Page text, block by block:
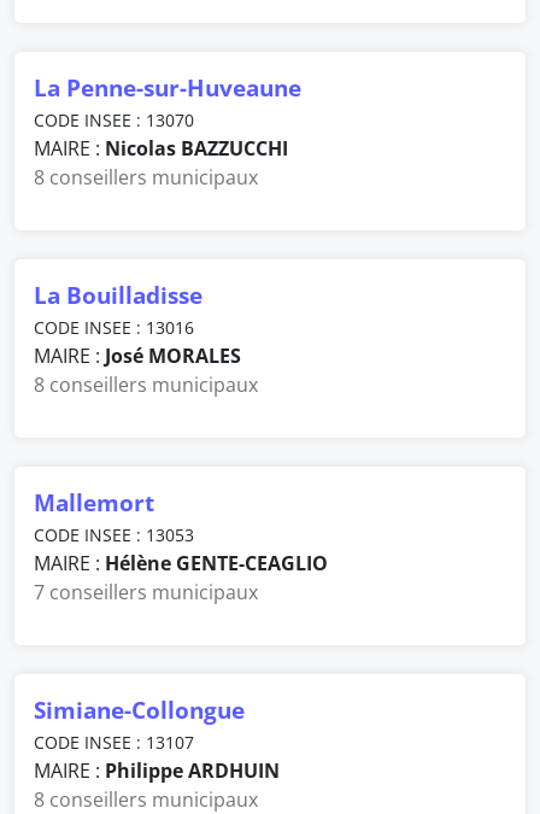
La Penne-sur-Huveaune
CODE INSEE : 13070
MAIRE : Nicolas BAZZUCCHI
8 conseillers municipaux
La Bouilladisse
CODE INSEE : 13016
MAIRE : José MORALES
8 conseillers municipaux
Mallemort
CODE INSEE : 13053
MAIRE : Hélène GENTE-CEAGLIO
7 conseillers municipaux
Simiane-Collongue
CODE INSEE : 13107
MAIRE : Philippe ARDHUIN
8 conseillers municipaux